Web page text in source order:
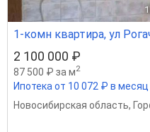
1
1-комн квартира, ул
2 100 000 ₽
87 500 ₽ за м2
Ипотека от 10 072 ₽ в месяц
Новосибирская область,